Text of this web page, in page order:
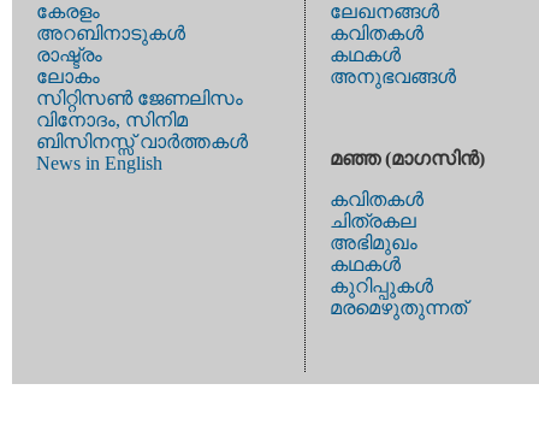
കേരളം
അറബിനാടുകള്‍
രാഷ്ട്രം
ലോകം
സിറ്റിസണ്‍ ജേണലിസം
വിനോദം, സിനിമ
ബിസിനസ്സ് വാര്‍ത്തകള്‍
News in English
ലേഖനങ്ങള്‍
കവിതകള്‍
കഥകള്‍
അനുഭവങ്ങള്‍
മഞ്ഞ (മാഗസിന്‍)
കവിതകള്‍
ചിത്രകല
അഭിമുഖം
കഥകള്‍
കുറിപ്പുകള്‍
മരമെഴുതുന്നത്